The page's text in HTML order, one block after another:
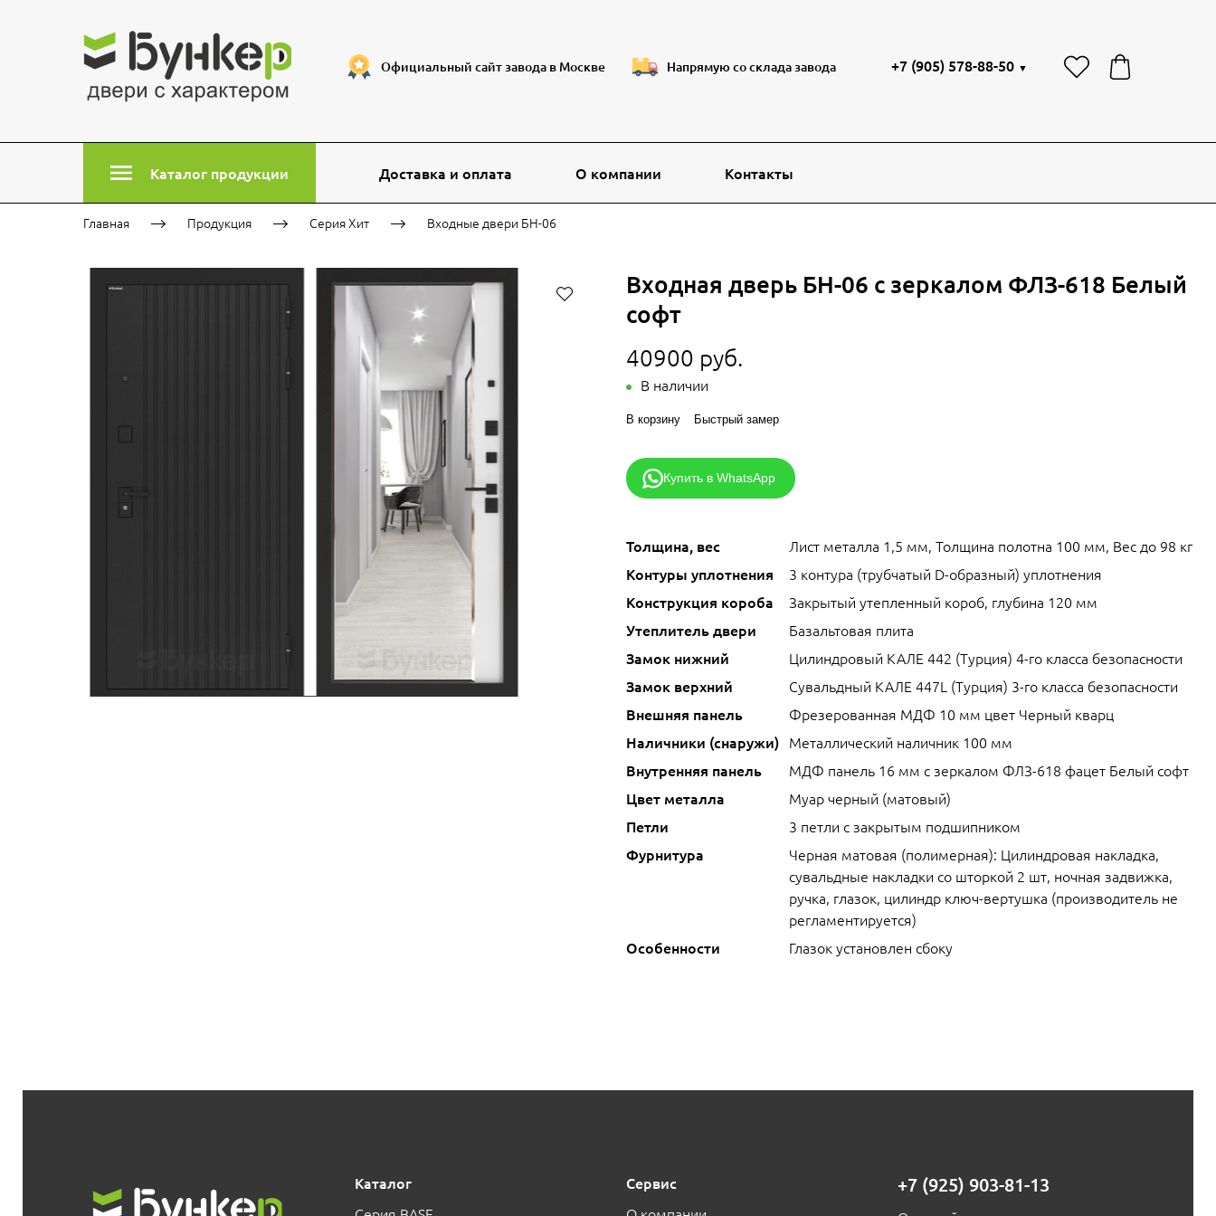
Официальный сайт завода в Москве Напрямую со склада завода +7 (905) 578-88-50 ▼
Каталог продукции Доставка и оплата О компании Контакты
Главная Продукция Серия Хит Входные двери БН-06
Входная дверь БН-06 с зеркалом ФЛЗ-618 Белый
софт
40900 руб.
В наличии
В корзину Быстрый замер
Купить в WhatsApp
Толщина, вес
Лист металла 1,5 мм, Толщина полотна 100 мм, Вес до 98 кг
Контуры уплотнения
3 контура (трубчатый D-образный) уплотнения
Конструкция короба
Закрытый утепленный короб, глубина 120 мм
Утеплитель двери
Базальтовая плита
Замок нижний
Цилиндровый КАЛЕ 442 (Турция) 4-го класса безопасности
Замок верхний
Сувальдный КАЛЕ 447L (Турция) 3-го класса безопасности
Внешняя панель
Фрезерованная МДФ 10 мм цвет Черный кварц
Наличники (снаружи) Металлический наличник 100 мм
Внутренняя панель
МДФ панель 16 мм с зеркалом ФЛЗ-618 фацет Белый софт
Цвет металла
Муар черный (матовый)
Петли
3 петли с закрытым подшипником
Фурнитура
Черная матовая (полимерная): Цилиндровая накладка,
сувальдные накладки со шторкой 2 шт, ночная задвижка,
ручка, глазок, цилиндр ключ-вертушка (производитель не
регламентируется)
Особенности
Глазок установлен сбоку
Каталог
Сервис
+7 (925) 903-81-13